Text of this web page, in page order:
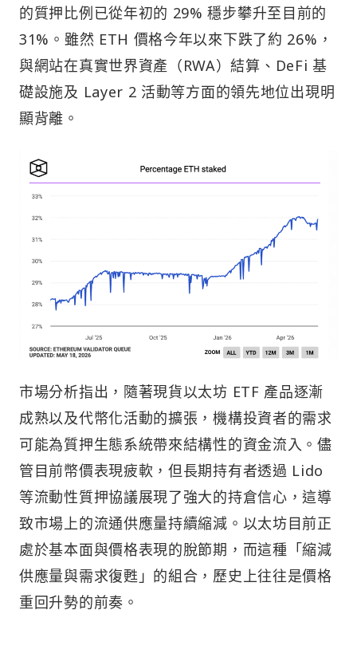
的質押比例已從年初的 29% 穩步攀升至目前的
31%。雖然 ETH 價格今年以來下跌了約 26%，
與網站在真實世界資產（RWA）結算、DeFi 基
礎設施及 Layer 2 活動等方面的領先地位出現明
顯背離。
市場分析指出，隨著現貨以太坊 ETF 產品逐漸
成熟以及代幣化活動的擴張，機構投資者的需求
可能為質押生態系統帶來結構性的資金流入。儘
管目前幣價表現疲軟，但長期持有者透過 Lido
等流動性質押協議展現了強大的持倉信心，這導
致市場上的流通供應量持續縮減。以太坊目前正
處於基本面與價格表現的脫節期，而這種「縮減
供應量與需求復甦」的組合，歷史上往往是價格
重回升勢的前奏。